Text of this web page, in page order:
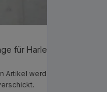
für Harley US-Größe
Artikel werden